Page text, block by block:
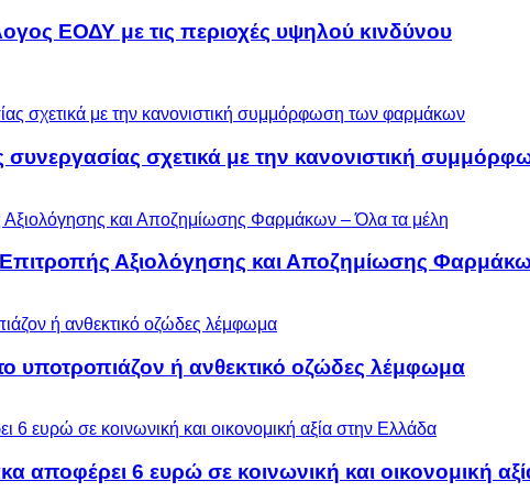
ΕΟΔΥ με τις περιοχές υψηλού κινδύνου
σχετικά με την κανονιστική
Αξιολόγησης και Αποζημίωσης
υποτροπιάζον ή ανθεκτικό οζώδες λέμφωμα
αποφέρει 6 ευρώ σε κοινωνική και οικονομική